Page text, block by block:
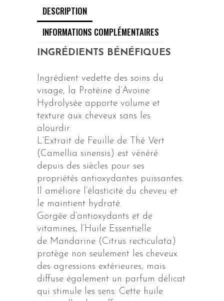
DESCRIPTION
INFORMATIONS COMPLÉMENTAIRES
INGRÉDIENTS BÉNÉFIQUES
Ingrédient vedette des soins du
visage, la Protéine d’Avoine
Hydrolysée apporte volume et
texture aux cheveux sans les
alourdir.
L’Extrait de Feuille de Thé Vert
(Camellia sinensis) est vénéré
depuis des siècles pour ses
propriétés antioxydantes puissantes.
Il améliore l’élasticité du cheveu et
le maintient hydraté.
Gorgée d’antioxydants et de
vitamines, l’Huile Essentielle
de Mandarine (Citrus recticulata)
protège non seulement les cheveux
des agressions extérieures, mais
diffuse également un parfum délicat
qui stimule les sens. Cette huile